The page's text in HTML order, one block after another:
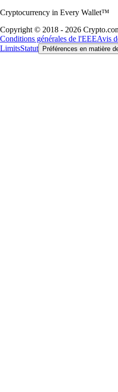
Cryptocurrency in Every Wallet™
Copyright © 2018 - 2026
Conditions générales de l'EEEAvis
LimitsStatut Préférences en matière